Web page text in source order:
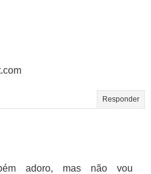
Responder
adoro, mas não vou